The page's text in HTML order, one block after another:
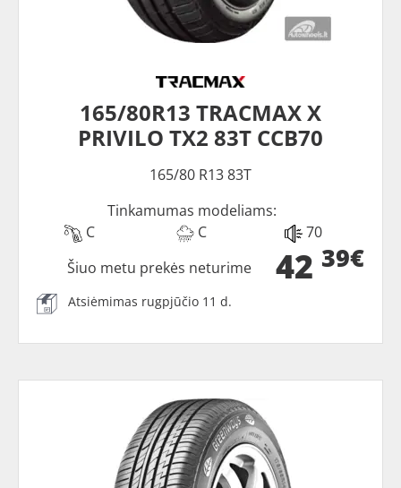
165/80R13 TRACMAX X
PRIVILO TX2 83T CCB70
165/80 R13 83T
Tinkamumas modeliams:
C
C 70
42 39€
Šiuo metu prekės neturime
Atsiėmimas rugpjūčio 11 d.